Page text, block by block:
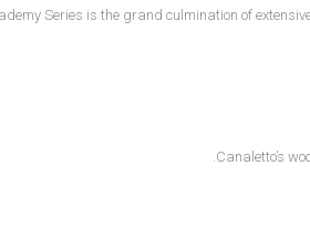
Series is the grand culmination of
Canaletto’s